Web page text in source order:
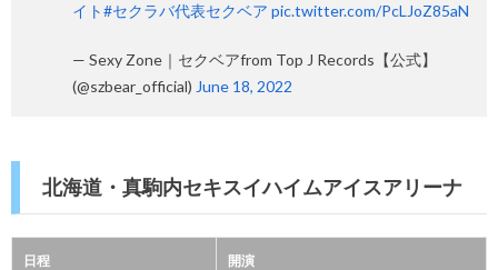
イト#セクラバ代表セクベア pic.twitter.com/PcLJoZ85aN
— Sexy Zone｜セクベアfrom Top J Records【公式】
(@szbear_official) June 18, 2022
北海道・真駒内セキスイハイムアイスアリーナ
日程 開演